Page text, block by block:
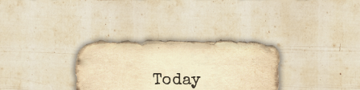
Today